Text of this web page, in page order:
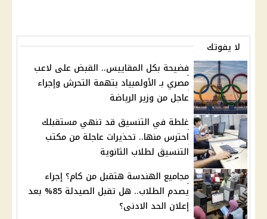
لا يفوتك
فضيحة بكل المقاييس.. القبض على لاعب
مصري بـ الأولمبياد بتهمة التحرش وإجراء
عاجل من وزير الرياضة
غلطة في التنسيق قد تنهي مستقبلك
احترس منها.. تحذيرات عاجلة من مكتب
التنسيق لطلاب الثانوية
مجاميع الهندسة هتقبل من كام؟ إجراء
يصدم الطلاب.. هل تقبل الصيدلة 85% بعد
إعلان الحد الادنى؟